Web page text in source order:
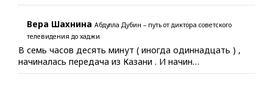
Вера Шахнина Абдулла Дубин – путь от диктора советского
телевидения до хаджи
В семь часов десять минут ( иногда одиннадцать ) ,
начиналась передача из Казани . И начин…